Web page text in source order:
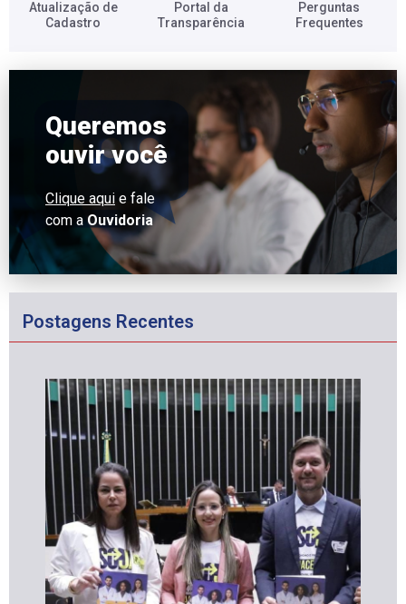
Atualização de
Cadastro​
Portal da
Transparência​
Perguntas
Frequentes​
Queremos
ouvir você
Clique aqui e fale
com aOuvidoria
Postagens Recentes